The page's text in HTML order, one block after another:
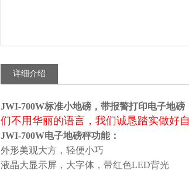
详细介绍
JWI-700W标准小地磅，带报警打印电子地
们不用华丽的语言，我们诚恳踏实做好
JWI-700W电子地磅秤功能：
外形美观大方，轻便小巧
液晶大显示屏，大字体，带红色LED背光